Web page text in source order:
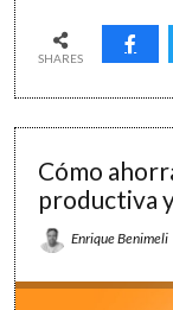
del
SHARES
Cómo
productiva
Enrique Benimeli